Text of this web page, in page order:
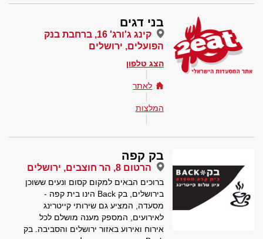
בני דגים
קינג ג'ורג' 16, ברחבת בנק
הפועלים, ירושלים
הצג טלפון
לאתר
המלצות
בק קפה
הרטום 8, הר חוצבים, ירושלים
ברוכים הבאים למקום קסום ונעים ששוכן
בירושלים, בק Back הינו בית קפה -
מסעדה, המציע גם שירותי קייטרינג
לאירועים, המספק מענה מושלם לכל
אירוח ואירוע באזור ירושלים והסביבה. בק